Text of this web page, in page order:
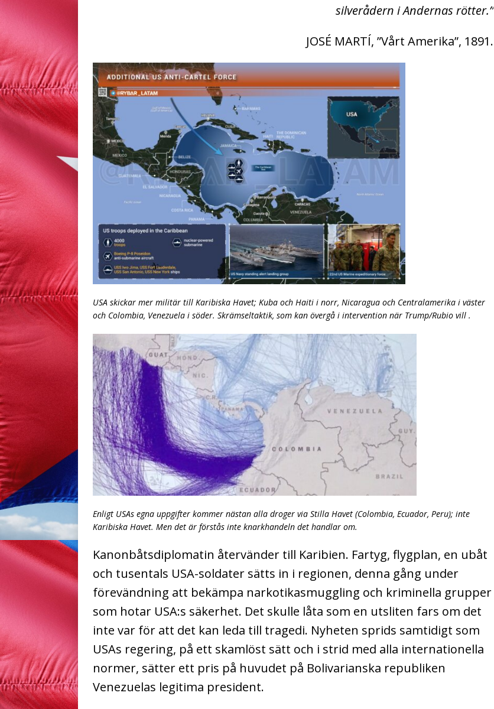
silverådern i Andernas rötter.”
JOSÉ MARTÍ, ”Vårt Amerika”, 1891.
USA skickar mer militär till Karibiska Havet; Kuba och Haiti i norr, Nicaragua och Centralamerika i väster
och Colombia, Venezuela i söder. Skrämseltaktik, som kan övergå i intervention när Trump/Rubio vill .
Enligt USAs egna uppgifter kommer nästan alla droger via Stilla Havet (Colombia, Ecuador, Peru); inte
Karibiska Havet. Men det är förstås inte knarkhandeln det handlar om.
Kanonbåtsdiplomatin återvänder till Karibien. Fartyg, flygplan, en ubåt
och tusentals USA-soldater sätts in i regionen, denna gång under
förevändning att bekämpa narkotikasmuggling och kriminella grupper
som hotar USA:s säkerhet. Det skulle låta som en utsliten fars om det
inte var för att det kan leda till tragedi. Nyheten sprids samtidigt som
USAs regering, på ett skamlöst sätt och i strid med alla internationella
normer, sätter ett pris på huvudet på Bolivarianska republiken
Venezuelas legitima president.